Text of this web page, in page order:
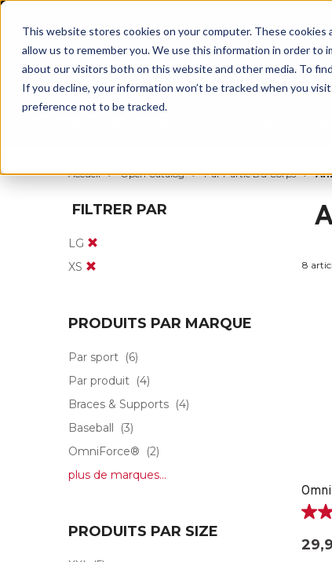
This website stores cookies on your computer. These
allow us to remember you. We use this information in order to
about our visitors both on this website and other media. To
If you decline, your information won’t be tracked when you
preference not to be tracked.
Accueil Open Catalog Par Partie Du Corps
FILTRER PAR
LG
XS
PRODUITS PAR MARQUE
Par sport (6)
Par produit (4)
Braces & Supports (4)
Baseball
(3)
OmniForce®
(2)
plus de marques...
PRODUITS PAR SIZE
8
5.0
sur